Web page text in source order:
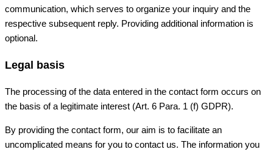
communication, which serves to organize your inquiry and the
respective subsequent reply. Providing additional information is
optional.
Legal basis
The processing of the data entered in the contact form occurs on
the basis of a legitimate interest (Art. 6 Para. 1 (f) GDPR).
By providing the contact form, our aim is to facilitate an
uncomplicated means for you to contact us. The information you